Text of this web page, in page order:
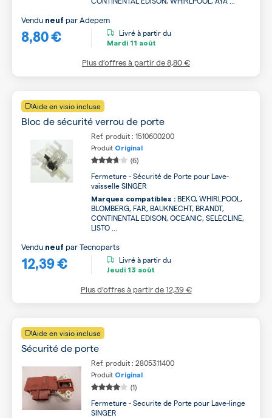
8,80 €
Vendu neuf parAdepem
Livré à partir du
Mardi 11 août
Plus d’offres à partir de8,80 €
Aide en visio incluse
Bloc de sécurité verrou de porte
Ref. produit : 1510600200
Produit Original
(6)
Fermeture - Sécurité de Porte pour Lave-
vaisselle SINGER
Marques compatibles : BEKO, WHIRLPOOL,
BLOMBERG, FAR, BAUKNECHT, BRANDT,
CONTINENTAL EDISON, OCEANIC, SELECLINE,
LISTO ...
12,39 €
Vendu neuf parTecnoparts
Livré à partir du
Jeudi 13 août
Plus d’offres à partir de12,39 €
Aide en visio incluse
Sécurité de porte
Ref. produit : 2805311400
Produit Original
(1)
Fermeture - Securite de Porte pour Lave-linge
SINGER